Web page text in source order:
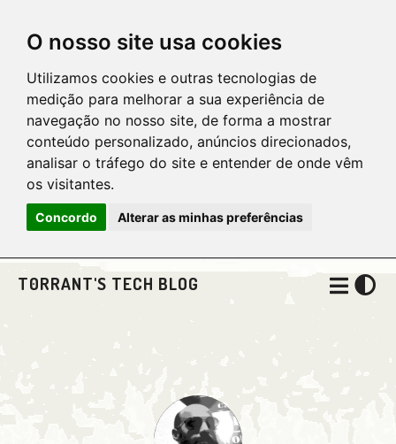
O nosso site usa cookies
Utilizamos cookies e outras tecnologias de
medição para melhorar a sua experiência de
navegação no nosso site, de forma a mostrar
conteúdo personalizado, anúncios direcionados,
analisar o tráfego do site e entender de onde vêm
os visitantes.
Concordo Alterar as minhas preferências
T0RRANT'S TECH BLOG